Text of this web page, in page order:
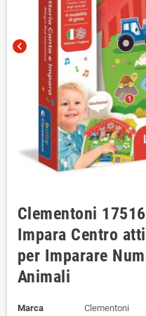
chevron_left
Clementoni
Impara Centro
per Imparare
Animali
Marca
Clementoni